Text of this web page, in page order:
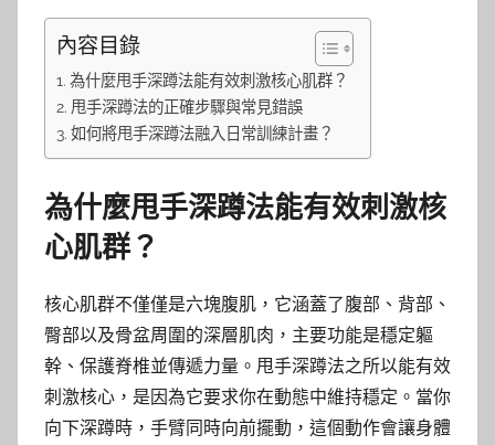
內容目錄
為什麼甩手深蹲法能有效刺激核心肌群？
甩手深蹲法的正確步驟與常見錯誤
如何將甩手深蹲法融入日常訓練計畫？
為什麼甩手深蹲法能有效刺激核
心肌群？
核心肌群不僅僅是六塊腹肌，它涵蓋了腹部、背部、
臀部以及骨盆周圍的深層肌肉，主要功能是穩定軀
幹、保護脊椎並傳遞力量。甩手深蹲法之所以能有效
刺激核心，是因為它要求你在動態中維持穩定。當你
向下深蹲時，手臂同時向前擺動，這個動作會讓身體